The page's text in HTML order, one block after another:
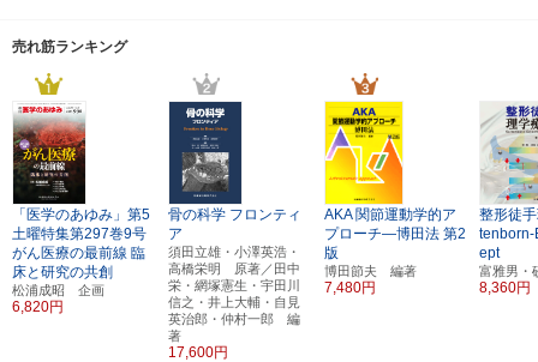
売れ筋ランキング
「医学のあゆみ」第5
土曜特集第297巻9号
がん医療の最前線 臨
床と研究の共創
松浦成昭 企画
6,820円
骨の科学 フロンティ
ア
須田立雄・小澤英浩・
高橋栄明 原著／田中
栄・網塚憲生・宇田川
信之・井上大輔・自見
英治郎・仲村一郎 編
著
17,600円
AKA 関節運動学的ア
プローチ―博田法 第2
版
博田節夫 編著
7,480円
整形徒
ept
富雅男
8,360円